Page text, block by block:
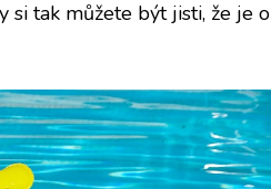
si tak můžete být jisti, že je o